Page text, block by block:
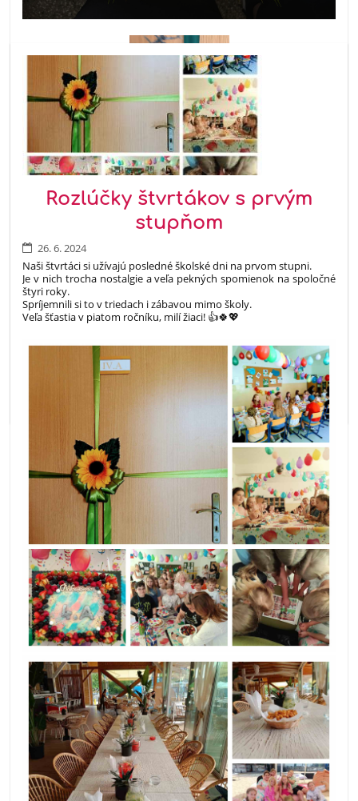
Rozlúčky štvrtákov s prvým
stupňom
26. 6. 2024
Naši štvrtáci si užívajú posledné školské dni na prvom stupni.
Je v nich trocha nostalgie a veľa pekných spomienok na spoločné
štyri roky.
Spríjemnili si to v triedach i zábavou mimo školy.
Veľa šťastia v piatom ročníku, milí žiaci! 👍🍀💖